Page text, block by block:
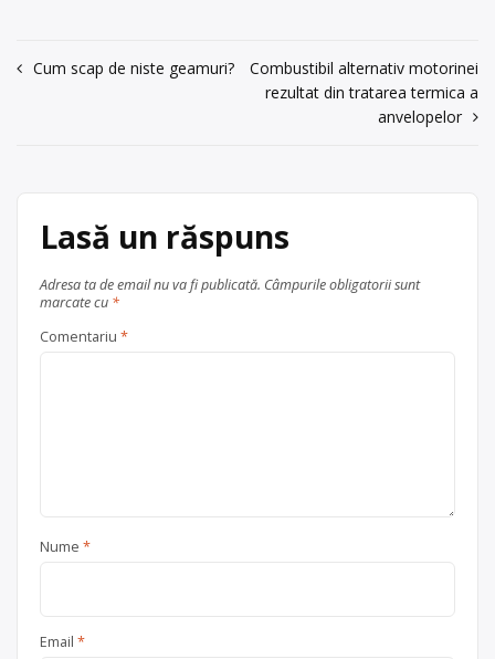
Navigare
Cum scap de niste geamuri?
Combustibil alternativ motorinei
rezultat din tratarea termica a
anvelopelor
Lasă un răspuns
Adresa ta de email nu va fi publicată. Câmpurile obligatorii sunt
marcate cu *
Comentariu *
Nume *
Email *